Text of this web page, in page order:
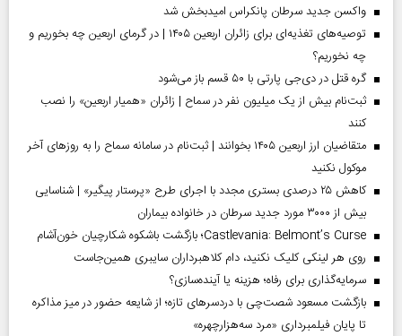
واکسن جدید سرطان پانکراس امیدبخش شد
توصیه‌های تغذیه‌ای برای زائران اربعین ۱۴۰۵ | در گرمای اربعین چه بخوریم و
چه نخوریم؟
گره قتل در دی‌جی پارتی با ۵۰ قسم باز می‌شود
ثبت‌نام بیش از یک میلیون نفر در سماح | زائران «همیار اربعین» را نصب
کنند
متقاضیان ارز اربعین ۱۴۰۵ بخوانند | ثبت‌نام در سامانه سماح را به روز‌های آخر
موکول نکنید
کاهش ۲۵ درصدی بستری مجدد با اجرای طرح «پرستار پیگیر» | شناسایی
بیش از ۳۰۰۰ مورد جدید سرطان در خانواده بیماران
Castlevania: Belmont’s Curse؛ بازگشت باشکوه شکارچیان خون‌آشام
روی هر لینکی کلیک نکنید، دام کلاهبرداران سایبری همین‌جاست
سرمایه‌گذاری برای رفاه؛ هزینه یا آینده‌سازی؟
بازگشت مسعود شصت‌چی با دردسر‌های تازه؛ از شایعه حضور در میز مذاکره
تا پایان فیلمبرداری «مرد سه‌هزارچهره»